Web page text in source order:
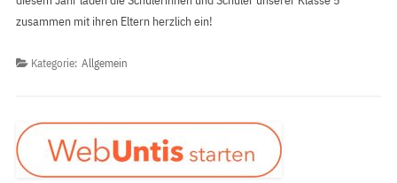
zusammen mit ihren Eltern herzlich ein!
Kategorie: Allgemein